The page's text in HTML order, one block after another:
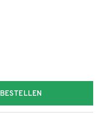
BESTELLEN